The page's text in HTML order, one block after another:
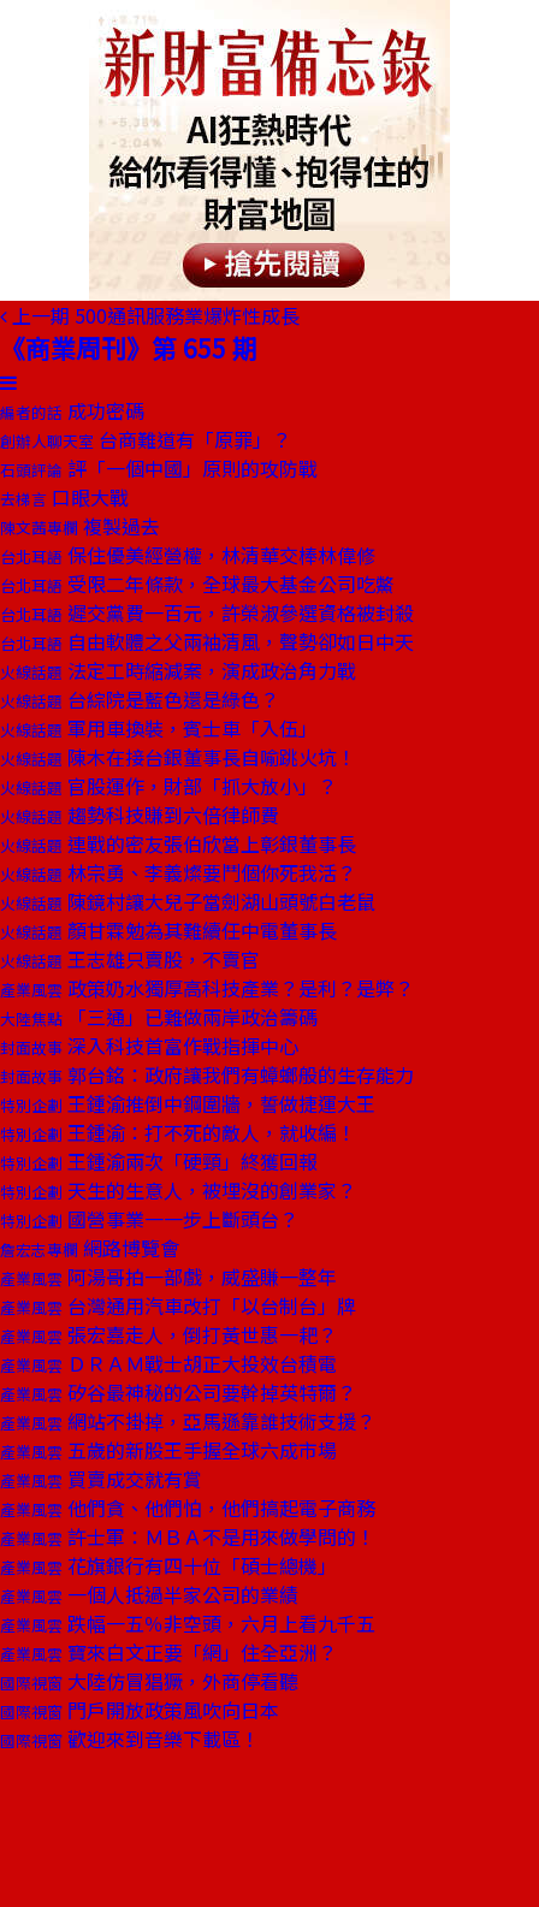
上一期 500通訊服務業爆炸性成長
《商業周刊》第 655 期
編者的話 成功密碼
創辦人聊天室 台商難道有「原罪」？
石頭評論 評「一個中國」原則的攻防戰
去梯言 口眼大戰
陳文茜專欄 複製過去
台北耳語 保住優美經營權，林清華交棒林偉修
台北耳語 受限二年條款，全球最大基金公司吃鱉
台北耳語 遲交黨費一百元，許榮淑參選資格被封殺
台北耳語 自由軟體之父兩袖清風，聲勢卻如日中天
火線話題 法定工時縮減案，演成政治角力戰
火線話題 台綜院是藍色還是綠色？
火線話題 軍用車換裝，賓士車「入伍」
火線話題 陳木在接台銀董事長自喻跳火坑！
火線話題 官股運作，財部「抓大放小」？
火線話題 趨勢科技賺到六倍律師費
火線話題 連戰的密友張伯欣當上彰銀董事長
火線話題 林宗勇、李義燦要鬥個你死我活？
火線話題 陳鏡村讓大兒子當劍湖山頭號白老鼠
火線話題 顏甘霖勉為其難續任中電董事長
火線話題 王志雄只賣股，不賣官
產業風雲 政策奶水獨厚高科技產業？是利？是弊？
大陸焦點 「三通」已難做兩岸政治籌碼
封面故事 深入科技首富作戰指揮中心
封面故事 郭台銘：政府讓我們有蟑螂般的生存能力
特別企劃 王鍾渝推倒中鋼圍牆，誓做捷運大王
特別企劃 王鍾渝：打不死的敵人，就收編！
特別企劃 王鍾渝兩次「硬頸」終獲回報
特別企劃 天生的生意人，被埋沒的創業家？
特別企劃 國營事業一一步上斷頭台？
詹宏志專欄 網路博覽會
產業風雲 阿湯哥拍一部戲，威盛賺一整年
產業風雲 台灣通用汽車改打「以台制台」牌
產業風雲 張宏嘉走人，倒打黃世惠一耙？
產業風雲 ＤＲＡＭ戰士胡正大投效台積電
產業風雲 矽谷最神秘的公司要幹掉英特爾？
產業風雲 網站不掛掉，亞馬遜靠誰技術支援？
產業風雲 五歲的新股王手握全球六成市場
產業風雲 買賣成交就有賞
產業風雲 他們貪、他們怕，他們搞起電子商務
產業風雲 許士軍：ＭＢＡ不是用來做學問的！
產業風雲 花旗銀行有四十位「碩士總機」
產業風雲 一個人抵過半家公司的業績
產業風雲 跌幅一五％非空頭，六月上看九千五
產業風雲 寶來白文正要「網」住全亞洲？
國際視窗 大陸仿冒猖獗，外商停看聽
國際視窗 門戶開放政策風吹向日本
國際視窗 歡迎來到音樂下載區！